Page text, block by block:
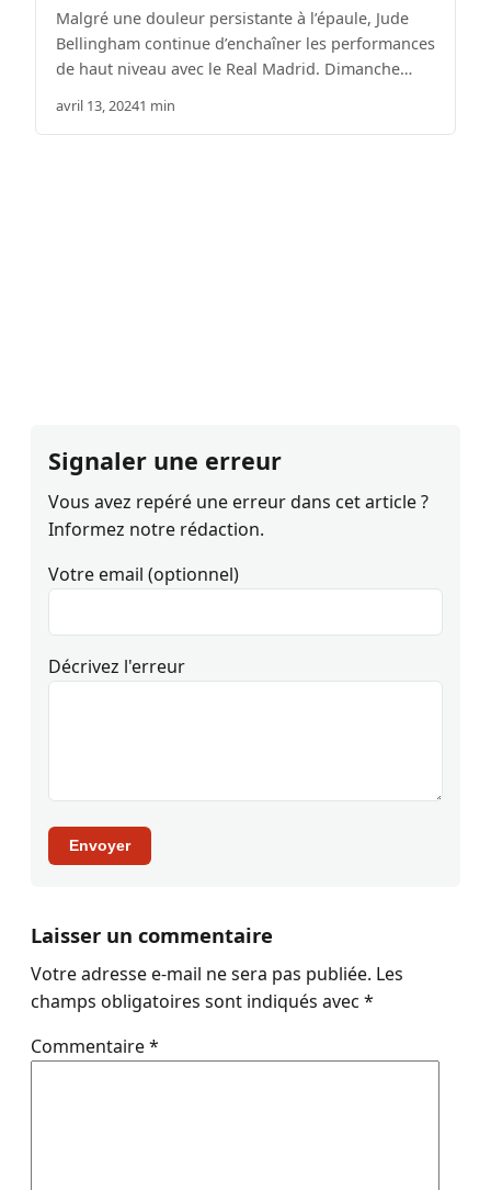
Malgré une douleur persistante à l’épaule, Jude
Bellingham continue d’enchaîner les performances
de haut niveau avec le Real Madrid. Dimanche…
avril 13, 20241 min
Signaler une erreur
Vous avez repéré une erreur dans cet article ?
Informez notre rédaction.
Votre email (optionnel)
Décrivez l'erreur
Envoyer
Laisser un commentaire
Votre adresse e-mail ne sera pas publiée. Les
champs obligatoires sont indiqués avec *
Commentaire*